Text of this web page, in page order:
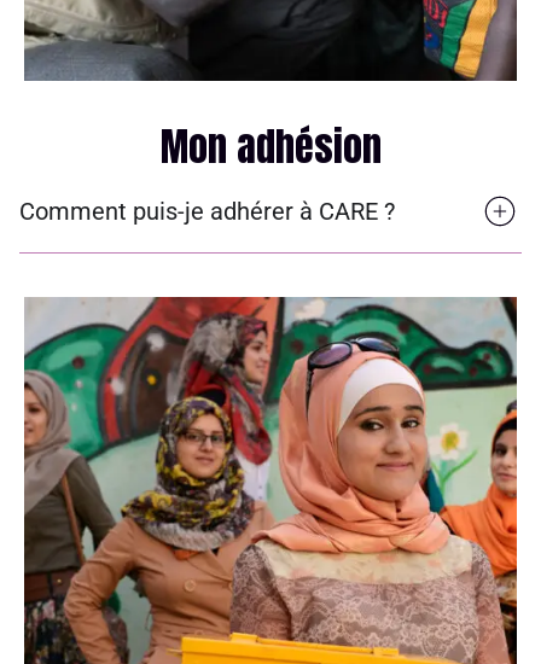
Mon adhésion
Comment puis-je adhérer à CARE ?